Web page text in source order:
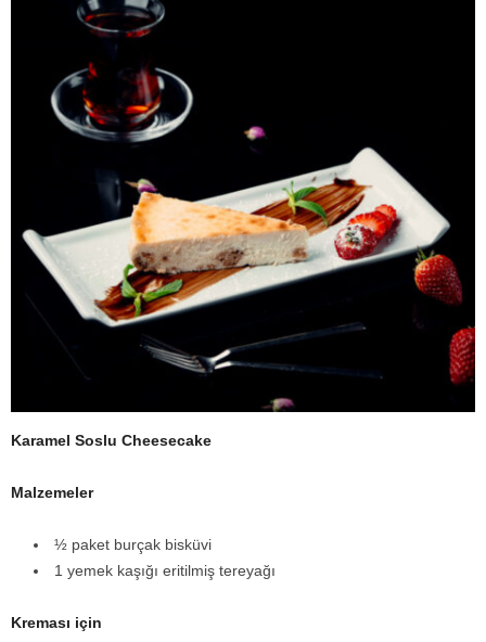
Karamel Soslu Cheesecake
Malzemeler
½ paket burçak bisküvi
1 yemek kaşığı eritilmiş tereyağı
Kreması için